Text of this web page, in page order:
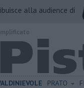
alla audience di
PRATO